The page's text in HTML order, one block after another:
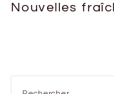
Nouvelles